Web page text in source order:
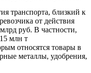
транспорта, близкий к
от действия
руб. В частности,
млн т
относятся товары в
металлы, удобрения,